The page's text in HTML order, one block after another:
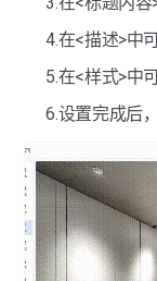
热点标签-贴纸
热点标签-链接
热点标签-跳转
热点标签-跳转
热点标签-虚拟
4.在<描述>中
5.在<样式>中
6.设置完成后